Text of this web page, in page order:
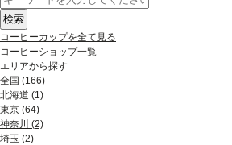
コーヒーカップを全て見る
コーヒーショップ一覧
エリアから探す
全国 (166)
北海道 (1)
北海道エリアすべてみる (1)
札幌 (1)
東京 (64)
東京エリアすべてみる (64)
渋谷 (22)
神奈川 (2)
埼玉 (2)